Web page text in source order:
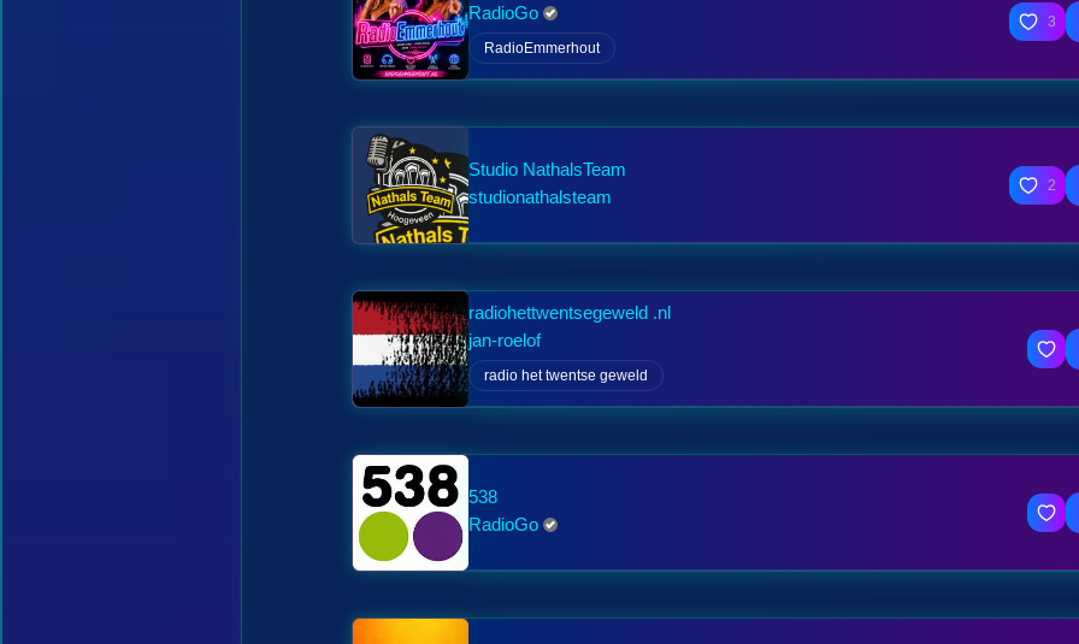
RadioGo
RadioEmmerhout
3
Studio NathalsTeam
studionathalsteam
2
radiohettwentsegeweld .nl
jan-roelof
radio het twentse geweld
538
RadioGo